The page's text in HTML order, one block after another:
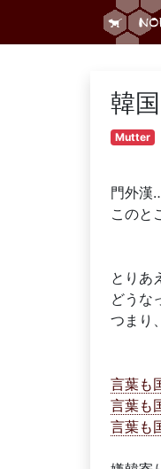
韓
Mutter
門外漢
このと
とりあ
どうな
つまり
言葉も
言葉も
言葉も